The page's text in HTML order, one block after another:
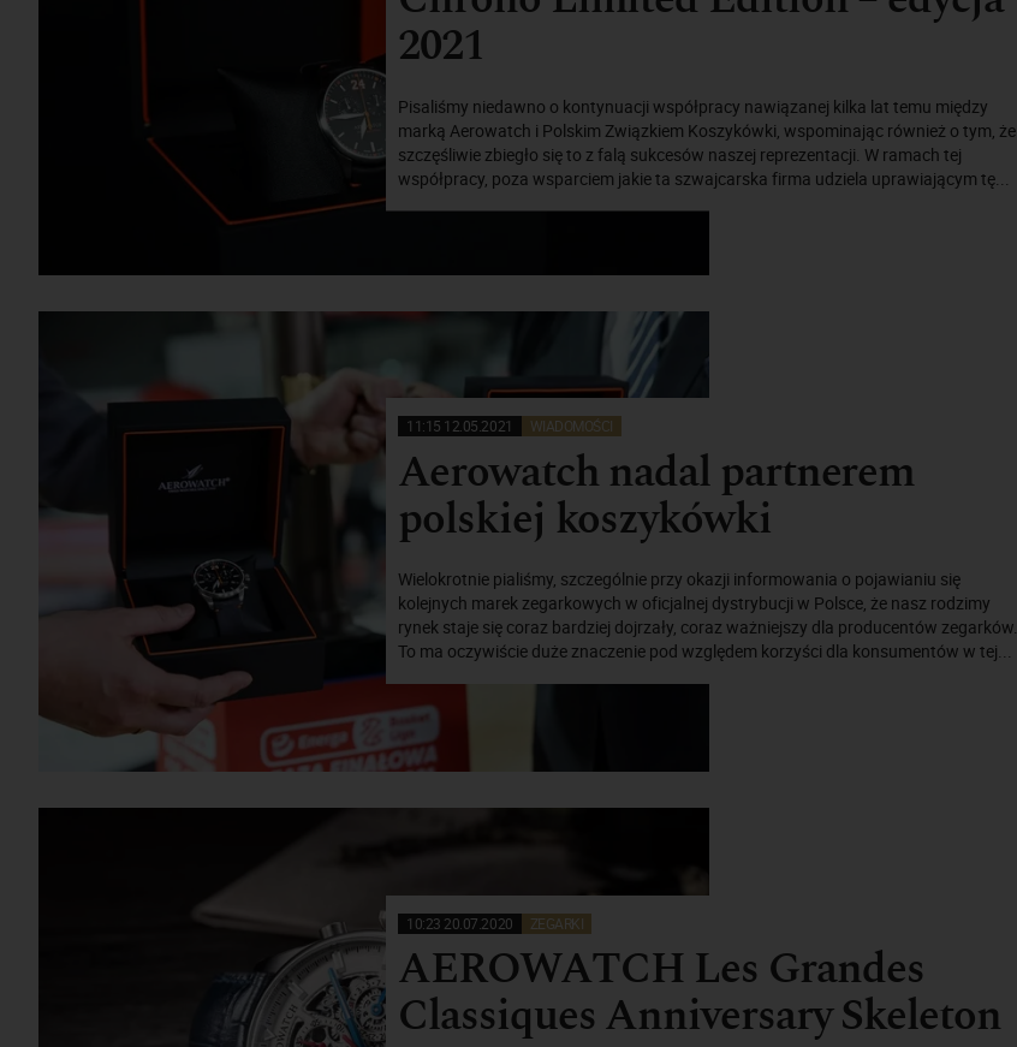
2021
Pisaliśmy niedawno o kontynuacji współpracy nawiązanej kilka lat temu między
marką Aerowatch i Polskim Związkiem Koszykówki, wspominając również o tym, że
szczęśliwie zbiegło się to z falą sukcesów naszej reprezentacji. W ramach tej
współpracy, poza wsparciem jakie ta szwajcarska firma udziela uprawiającym tę...
11:15 12.05.2021 WIADOMOŚCI
Aerowatch nadal partnerem
polskiej koszykówki
Wielokrotnie pialiśmy, szczególnie przy okazji informowania o pojawianiu się
kolejnych marek zegarkowych w oficjalnej dystrybucji w Polsce, że nasz rodzimy
rynek staje się coraz bardziej dojrzały, coraz ważniejszy dla producentów zegarków.
To ma oczywiście duże znaczenie pod względem korzyści dla konsumentów w tej...
10:23 20.07.2020 ZEGARKI
AEROWATCH Les Grandes
Classiques Anniversary Skeleton